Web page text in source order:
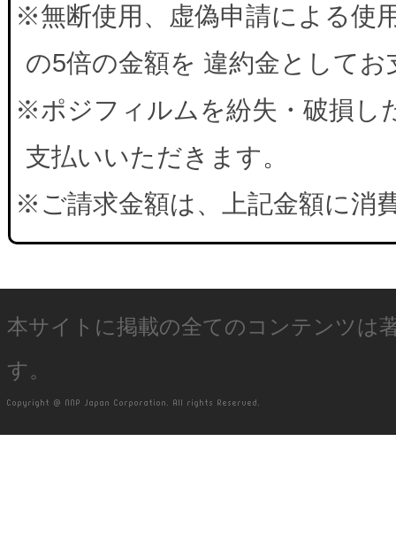
※無断使用、虚偽申請による使
の5倍の金額を 違約金として
※ポジフィルムを紛失・破損し
支払いいただきます。
※ご請求金額は、上記金額に消
本サイトに掲載の全てのコンテンツは
す。